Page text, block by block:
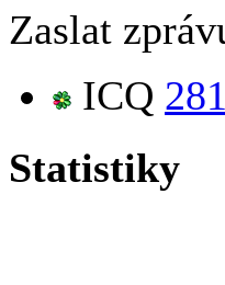
Zaslat
ICQ
Statistiky